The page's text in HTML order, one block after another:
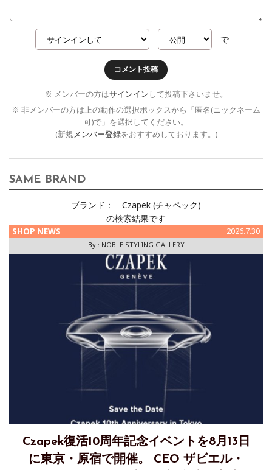
で
コメント投稿
※ メンバーの方はサインイン して投稿下さいませ。
※ 非メンバーの方は上の動作の選択ボックスから「匿名(ニックネーム
可)で」を選択してください。
(新規メンバー登録をおすすめしております。)
SAME BRAND
ブランド：
Czapek (チャペック)
の検索結果です
SHOP NEWS 2026.7.30
By : NOBLE STYLING GALLERY
Czapek復活10周年記念イベントを8月13日
に東京・原宿で開催。 CEO ザビエル・